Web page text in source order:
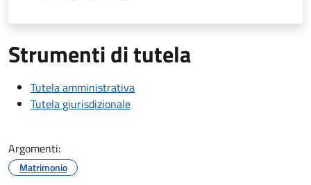
Strumenti di tutela
Tutela amministrativa
Tutela giurisdizionale
Argomenti:
Matrimonio